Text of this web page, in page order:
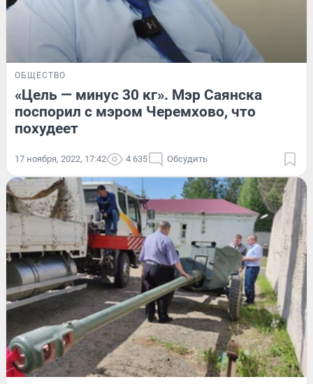
ОБЩЕСТВО
«Цель — минус 30 кг». Мэр Саянска
поспорил с мэром Черемхово, что
похудеет
17 ноября, 2022, 17:42 4 635 Обсудить